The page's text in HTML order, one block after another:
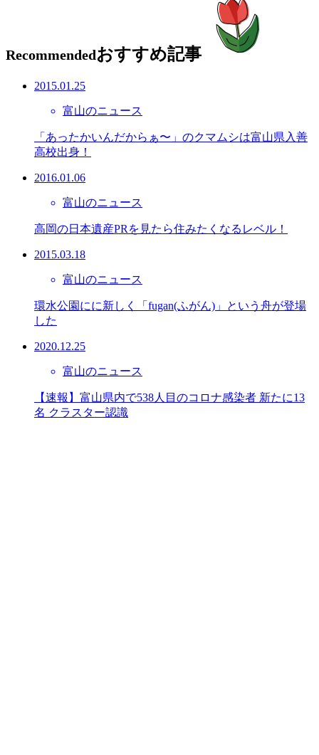
Recommendedおすすめ記事
2015.01.25
富山のニュース
「あったかいんだからぁ〜」のクマムシは富山県入善
高校出身！
2016.01.06
富山のニュース
高岡の日本遺産PRを見たら住みたくなるレベル！
2015.03.18
富山のニュース
環水公園にに新しく「fugan(ふがん)」という舟が登場
した
2020.12.25
富山のニュース
【速報】富山県内で538人目のコロナ感染者 新たに13
名 クラスター認識